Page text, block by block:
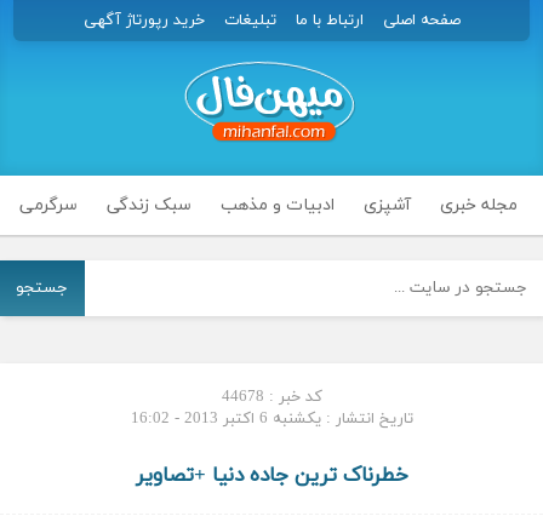
صفحه اصلی ارتباط با ما تبلیغات خرید رپورتاژ آگهی
مجله خبری آشپزی ادبیات و مذهب سبک زندگی سرگرمی
جستجو
کد خبر : 44678
تاریخ انتشار : یکشنبه 6 اکتبر 2013 - 16:02
خطرناک ترین جاده دنیا +تصاویر